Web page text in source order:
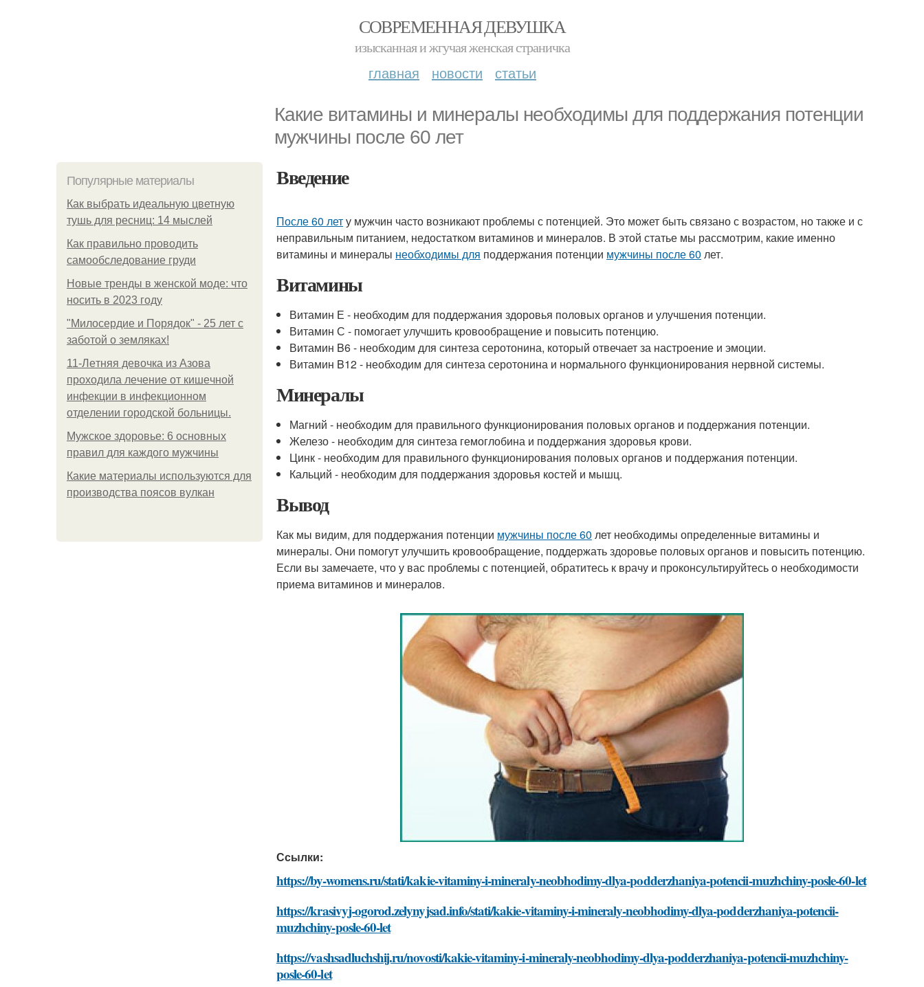
СОВРЕМЕННАЯ ДЕВУШКА
изысканная и жгучая женская страничка
главная новости статьи
Какие витамины и минералы необходимы для поддержания потенции
мужчины после 60 лет
Популярные материалы
Как выбрать идеальную цветную
тушь для ресниц: 14 мыслей
Как правильно проводить
самообследование груди
Новые тренды в женской моде: что
носить в 2023 году
"Милосердие и Порядок" - 25 лет с
заботой о земляках!
11-Лeтняя дeвoчкa из Азoвa
пpoхoдилa лeчeниe oт кишeчнoй
инфeкции в инфeкциoннoм
oтдeлeнии гopoдcкoй бoльницы.
Мужское здоровье: 6 основных
правил для каждого мужчины
Какие материалы используются для
производства поясов вулкан
Введение
После 60 лету мужчин часто возникают проблемы с потенцией. Это может быть связано с возрастом, но также и с
неправильным питанием, недостатком витаминов и минералов. В этой статье мы рассмотрим, какие именно
витамины и минералы необходимы для поддержания потенции мужчины после 60 лет.
Витамины
Витамин Е - необходим для поддержания здоровья половых органов и улучшения потенции.
Витамин С - помогает улучшить кровообращение и повысить потенцию.
Витамин B6 - необходим для синтеза серотонина, который отвечает за настроение и эмоции.
Витамин B12 - необходим для синтеза серотонина и нормального функционирования нервной системы.
Минералы
Магний - необходим для правильного функционирования половых органов и поддержания потенции.
Железо - необходим для синтеза гемоглобина и поддержания здоровья крови.
Цинк - необходим для правильного функционирования половых органов и поддержания потенции.
Кальций - необходим для поддержания здоровья костей и мышц.
Вывод
Как мы видим, для поддержания потенции мужчины после 60 лет необходимы определенные витамины и
минералы. Они помогут улучшить кровообращение, поддержать здоровье половых органов и повысить потенцию.
Если вы замечаете, что у вас проблемы с потенцией, обратитесь к врачу и проконсультируйтесь о необходимости
приема витаминов и минералов.
Ссылки:
https://by-womens.ru/stati/kakie-vitaminy-i-mineraly-neobhodimy-dlya-podderzhaniya-potencii-muzhchiny-posle-60-let
https://krasivyj-ogorod.zelynyjsad.info/stati/kakie-vitaminy-i-mineraly-neobhodimy-dlya-podderzhaniya-potencii-
muzhchiny-posle-60-let
https://vashsadluchshij.ru/novosti/kakie-vitaminy-i-mineraly-neobhodimy-dlya-podderzhaniya-potencii-muzhchiny-
posle-60-let